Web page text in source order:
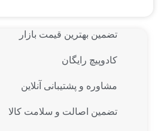
تضمین بهترین قیمت بازار
کادوپیچ رایگان
مشاوره و پشتیبانی آنلاین
تضمین اصالت و سلامت کالا